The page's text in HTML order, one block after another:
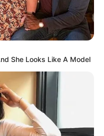
She Looks Like A Model